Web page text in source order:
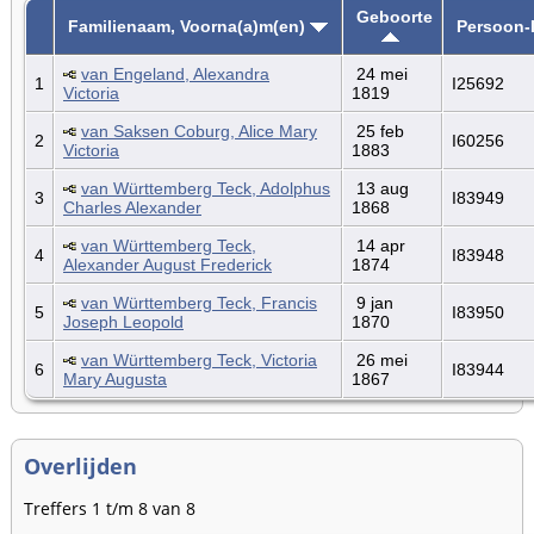
Familienaam, Voorna(a)m(en) Geboorte Persoon-
1
van Engeland, Alexandra
Victoria
24 mei
1819
I25692
2
van Saksen Coburg, Alice Mary
Victoria
25 feb
1883
I60256
3
van Württemberg Teck, Adolphus
Charles Alexander
13 aug
1868
I83949
4
van Württemberg Teck,
Alexander August Frederick
14 apr
1874
I83948
5
van Württemberg Teck, Francis
Joseph Leopold
9 jan
1870
I83950
6
van Württemberg Teck, Victoria
Mary Augusta
26 mei
1867
I83944
Overlijden
Treffers 1 t/m 8 van 8